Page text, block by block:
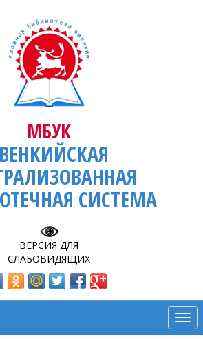
МБУК
СИСТЕМА
ВЕРСИЯ ДЛЯ
СЛАБОВИДЯЩИХ